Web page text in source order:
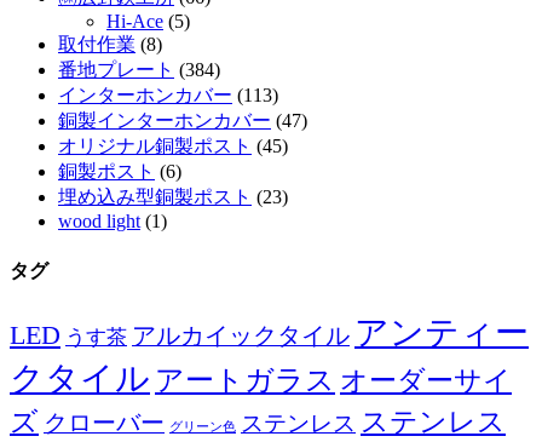
Hi-Ace (5)
取付作業 (8)
番地プレート (384)
インターホンカバー (113)
銅製インターホンカバー (47)
オリジナル銅製ポスト (45)
銅製ポスト (6)
埋め込み型銅製ポスト (23)
wood light (1)
タグ
LED うす茶 アルカイックタイル アンティー
クタイル アートガラス オーダーサイ
ズ クローバー グリーン色 ステンレス ステンレス